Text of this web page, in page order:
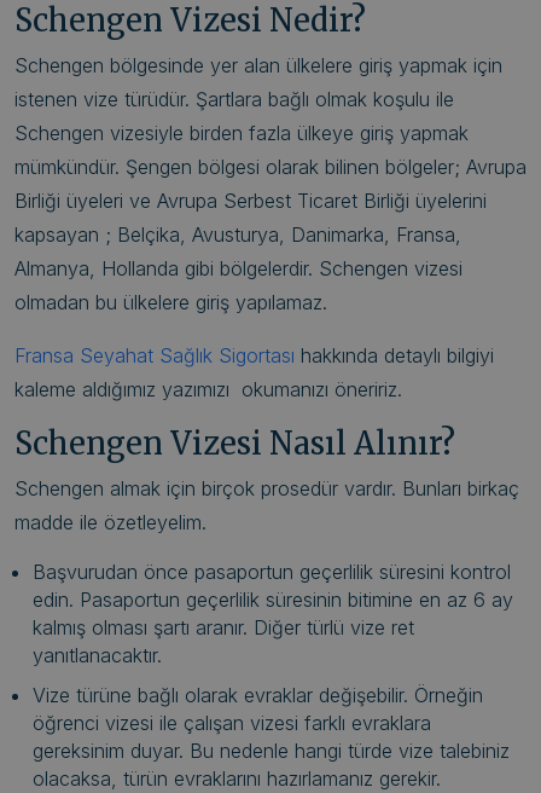
Schengen Vizesi Nedir?
Schengen bölgesinde yer alan ülkelere giriş yapmak için
istenen vize türüdür. Şartlara bağlı olmak koşulu ile
Schengen vizesiyle birden fazla ülkeye giriş yapmak
mümkündür. Şengen bölgesi olarak bilinen bölgeler; Avrupa
Birliği üyeleri ve Avrupa Serbest Ticaret Birliği üyelerini
kapsayan ; Belçika, Avusturya, Danimarka, Fransa,
Almanya, Hollanda gibi bölgelerdir. Schengen vizesi
olmadan bu ülkelere giriş yapılamaz.
Fransa Seyahat Sağlık Sigortası hakkında detaylı bilgiyi
kaleme aldığımız yazımızı okumanızı öneririz.
Schengen Vizesi Nasıl Alınır?
Schengen almak için birçok prosedür vardır. Bunları birkaç
madde ile özetleyelim.
Başvurudan önce pasaportun geçerlilik süresini kontrol
edin. Pasaportun geçerlilik süresinin bitimine en az 6 ay
kalmış olması şartı aranır. Diğer türlü vize ret
yanıtlanacaktır.
Vize türüne bağlı olarak evraklar değişebilir. Örneğin
öğrenci vizesi ile çalışan vizesi farklı evraklara
gereksinim duyar. Bu nedenle hangi türde vize talebiniz
olacaksa, türün evraklarını hazırlamanız gerekir.